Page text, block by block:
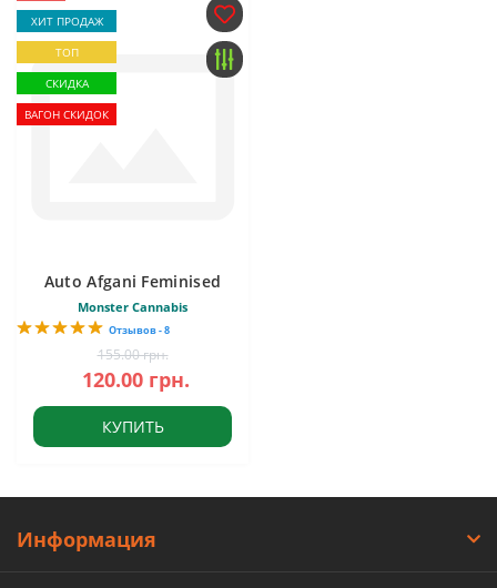
ХИТ ПРОДАЖ
ТОП
СКИДКА
ВАГОН СКИДОК
Auto Afgani Feminised
Monster Cannabis
Отзывов - 8
155.00 грн.
120.00 грн.
КУПИТЬ
Информация